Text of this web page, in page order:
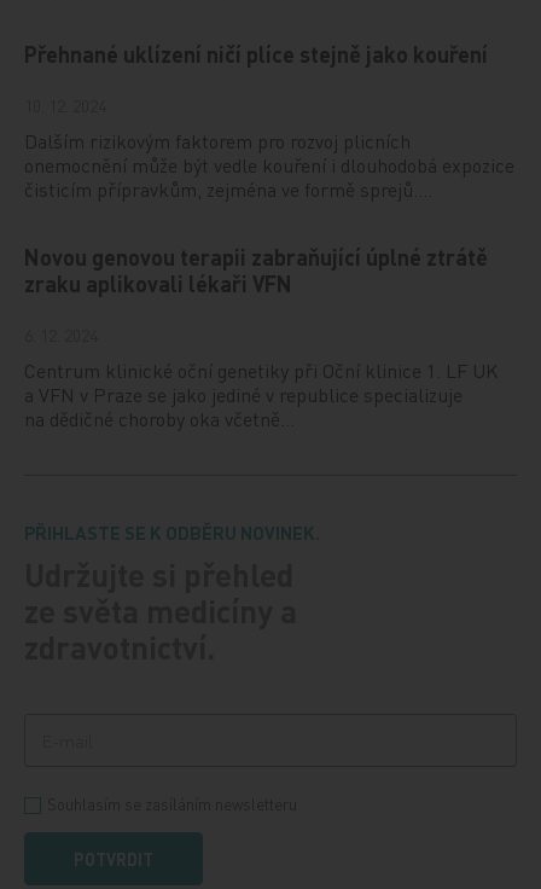
Přehnané uklízení ničí plíce stejně jako kouření
Dalším rizikovým faktorem pro rozvoj plicních
onemocnění může být vedle kouření i dlouhodobá expozice
čisticím přípravkům, zejména ve formě sprejů.…
Novou genovou terapii zabraňující úplné ztrátě
zraku aplikovali lékaři VFN
Centrum klinické oční genetiky při Oční klinice 1. LF UK
a VFN v Praze se jako jediné v republice specializuje
na dědičné choroby oka včetně…
PŘIHLASTE SE K ODBĚRU NOVINEK.
POTVRDIT